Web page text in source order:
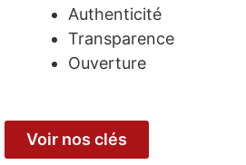
Authenticité
Transparence
Ouverture
Voir nos clés